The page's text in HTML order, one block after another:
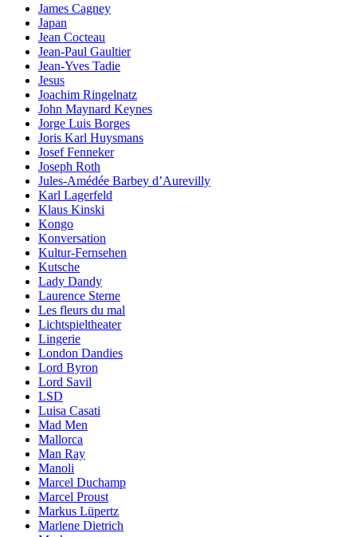
James Cagney
Japan
Jean Cocteau
Jean-Paul Gaultier
Jean-Yves Tadie
Jesus
Joachim Ringelnatz
John Maynard Keynes
Jorge Luis Borges
Joris Karl Huysmans
Josef Fenneker
Joseph Roth
Jules-Amédée Barbey d’Aurevilly
Karl Lagerfeld
Klaus Kinski
Kongo
Konversation
Kultur-Fernsehen
Kutsche
Lady Dandy
Laurence Sterne
Les fleurs du mal
Lichtspieltheater
Lingerie
London Dandies
Lord Byron
Lord Savil
LSD
Luisa Casati
Mad Men
Mallorca
Man Ray
Manoli
Marcel Duchamp
Marcel Proust
Markus Lüpertz
Marlene Dietrich